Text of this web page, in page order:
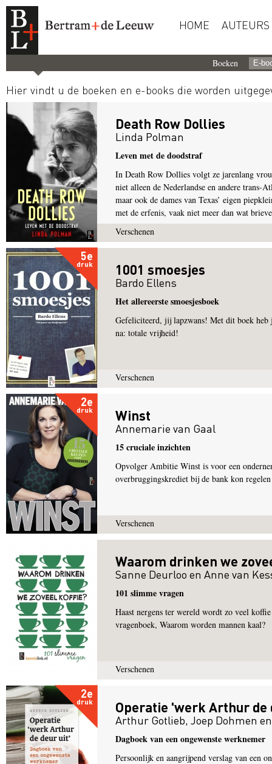
HOME AUTEURS
Boeken
Hier vindt u de boeken en e-books die worden
Death Row Dollies
Linda Polman
Leven met de doodstraf
In Death Row Dollies volgt ze jarenlang
niet alleen de Nederlandse en andere trans-
maar ook de dames van Texas’ eigen
met de erfenis, vaak niet meer dan wat
Verschenen
5e
druk 1001 smoesjes
Bardo Ellens
Het allereerste smoesjesboek
Gefeliciteerd, jij lapzwans! Met dit boek heb
na: totale vrijheid!
Verschenen
2e
druk Winst
Annemarie van Gaal
15 cruciale inzichten
Opvolger Ambitie Winst is voor een
overbruggingskrediet bij de bank kon
Verschenen
Waarom drinken we
Sanne Deurloo en Anne van
101 slimme vragen
Haast nergens ter wereld wordt zo veel
vragenboek, Waarom worden mannen kaal?
Verschenen
2e
druk Operatie 'werk Arthur de
Arthur Gotlieb, Joep Dohmen
Dagboek van een ongewenste werknemer
Persoonlijk en aangrijpend verslag van een